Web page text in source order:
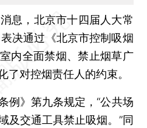
，北京市十四届人大常
决通过《北京市控制吸烟
内全面禁烟、禁止烟草广
了对控烟责任人的约束。
》第九条规定，“公共场
及交通工具禁止吸烟。”同